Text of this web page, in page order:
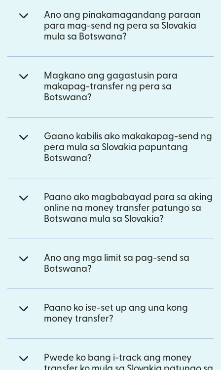
Ano ang pinakamagandang paraan
para mag-send ng pera sa Slovakia
mula sa Botswana?
Magkano ang gagastusin para
makapag-transfer ng pera sa
Botswana?
Gaano kabilis ako makakapag-send ng
pera mula sa Slovakia papuntang
Botswana?
Paano ako magbabayad para sa aking
online na money transfer patungo sa
Botswana mula sa Slovakia?
Ano ang mga limit sa pag-send sa
Botswana?
Paano ko ise-set up ang una kong
money transfer?
Pwede ko bang i-track ang money